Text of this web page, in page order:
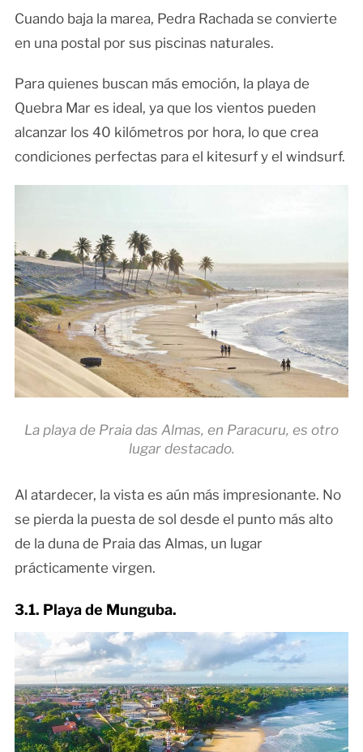
Cuando baja la marea, Pedra Rachada se convierte
en una postal por sus piscinas naturales.
Para quienes buscan más emoción, la playa de
Quebra Mar es ideal, ya que los vientos pueden
alcanzar los 40 kilómetros por hora, lo que crea
condiciones perfectas para el kitesurf y el windsurf.
La playa de Praia das Almas, en Paracuru, es otro
lugar destacado.
Al atardecer, la vista es aún más impresionante. No
se pierda la puesta de sol desde el punto más alto
de la duna de Praia das Almas, un lugar
prácticamente virgen.
3.1. Playa de Munguba.